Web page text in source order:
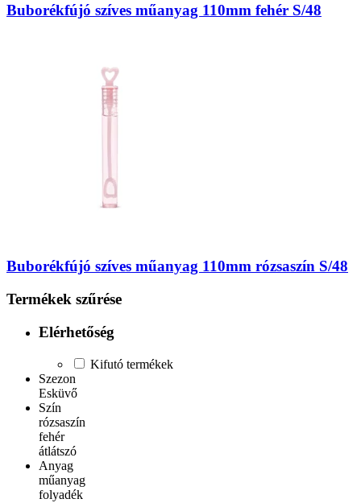
Buborékfújó szíves műanyag 110mm fehér S/48
Buborékfújó szíves műanyag 110mm rózsaszín S/48
Termékek szűrése
Elérhetőség
Kifutó termékek
Szezon
Esküvő
Szín
rózsaszín
fehér
átlátszó
Anyag
műanyag
folyadék